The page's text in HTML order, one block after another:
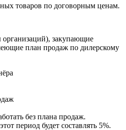
товаров по договорным ценам.
закупающие
план продаж по дилерскому
без плана продаж.
период будет составлять 5%.